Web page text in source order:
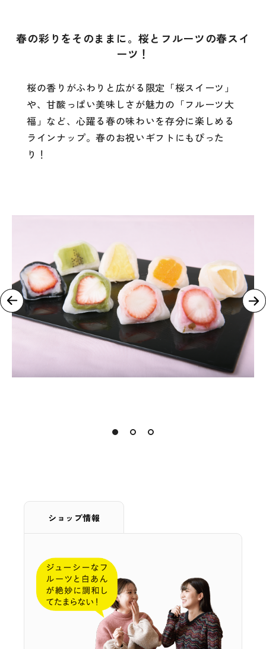
春の彩りをそのままに。桜とフルーツの春スイ
ーツ！
桜の香りがふわりと広がる限定「桜スイーツ」
や、甘酸っぱい美味しさが魅力の「フルーツ大
福」など、心躍る春の味わいを存分に楽しめる
ラインナップ。春のお祝いギフトにもぴった
り！
ショップ情報